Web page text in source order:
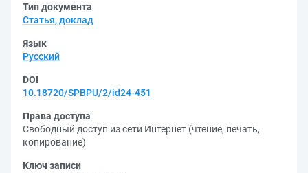
Тип документа
Статья, доклад
Язык
Русский
DOI
10.18720/SPBPU/2/id24-451
Права доступа
Свободный доступ из сети Интернет (чтение, печать,
копирование)
Ключ записи